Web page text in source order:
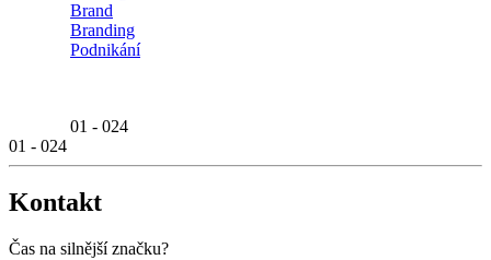
Brand
Branding
Podnikání
01 - 024
01 - 024
Kontakt
Čas na silnější značku?